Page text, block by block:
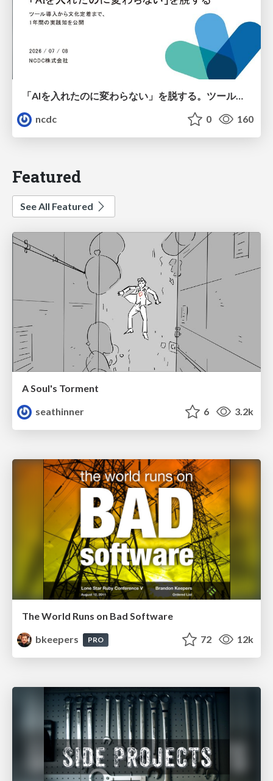
「AIを入れたのに変わらない」を脱する。ツール導入から文化定着まで、1年間の実践知を公開
ncdc
0 160
Featured
See All Featured
A Soul's Torment
seathinner
6 3.2k
The World Runs on Bad Software
bkeepers
PRO 72 12k